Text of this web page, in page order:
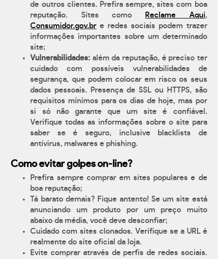
de outros clientes. Prefira sempre, sites com boa
reputação. Sites como
Reclame Aqui,
Consumidor.gov.br e redes sociais podem trazer
informações importantes sobre um determinado
site;
Vulnerabilidades: além da reputação, é preciso ter
cuidado com possíveis vulnerabilidades de
segurança, que podem colocar em risco os seus
dados pessoais. Presença de SSL ou HTTPS, são
requisitos mínimos para os dias de hoje, mas por
si só não garante que um site é confiável.
Verifique todas as informações sobre o site para
saber se é seguro, inclusive blacklists de
antívirus, malwares e phishing.
Como evitar golpes on-line?
Prefira sempre comprar em sites populares e de
boa reputação;
Tá barato demais? Fique antento! Se um site está
anunciando um produto por um preço muito
abaixo da média, você deve desconfiar;
Cuidado com sites clonados. Verifique se a URL é
realmente do site oficial da loja.
Evite comprar através de perfis de redes sociais.